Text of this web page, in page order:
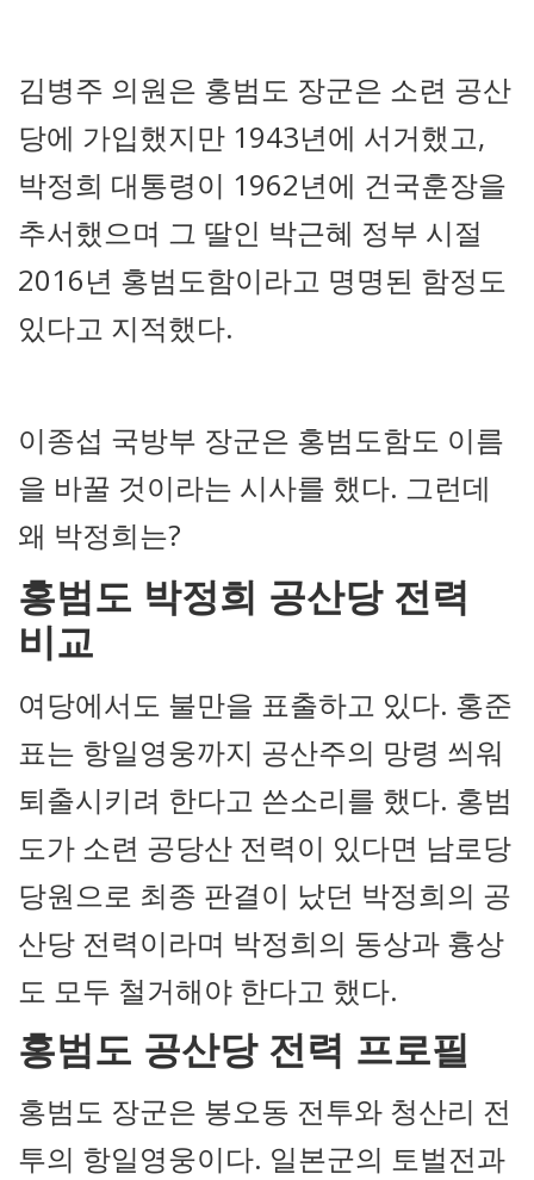
김병주 의원은 홍범도 장군은 소련 공산
당에 가입했지만 1943년에 서거했고,
박정희 대통령이 1962년에 건국훈장을
추서했으며 그 딸인 박근혜 정부 시절
2016년 홍범도함이라고 명명된 함정도
있다고 지적했다.
이종섭 국방부 장군은 홍범도함도 이름
을 바꿀 것이라는 시사를 했다. 그런데
왜 박정희는?
홍범도 박정희 공산당 전력
비교
여당에서도 불만을 표출하고 있다. 홍준
표는 항일영웅까지 공산주의 망령 씌워
퇴출시키려 한다고 쓴소리를 했다. 홍범
도가 소련 공당산 전력이 있다면 남로당
당원으로 최종 판결이 났던 박정희의 공
산당 전력이라며 박정희의 동상과 흉상
도 모두 철거해야 한다고 했다.
홍범도 공산당 전력 프로필
홍범도 장군은 봉오동 전투와 청산리 전
투의 항일영웅이다. 일본군의 토벌전과